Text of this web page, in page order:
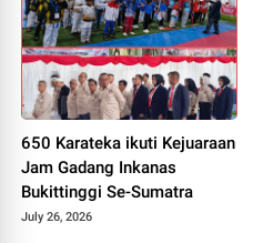
Pengambilan
650 Karateka ikuti Kejuaraan
Jam Gadang Inkanas
Bukittinggi Se-Sumatra
July 26, 2026